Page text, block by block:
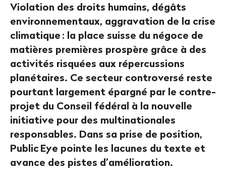
Violation des droits humains, dégâts
environnementaux, aggravation de la crise
climatique : la place suisse du négoce de
matières premières prospère grâce à des
activités risquées aux répercussions
planétaires. Ce secteur controversé reste
pourtant largement épargné par le contre-
projet du Conseil fédéral à la nouvelle
initiative pour des multinationales
responsables. Dans sa prise de position,
Public Eye pointe les lacunes du texte et
avance des pistes d’amélioration.